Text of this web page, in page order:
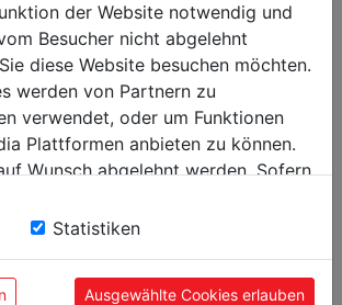
MOULUREUES
der Website notwendig und
Besucher nicht abgelehnt
diese Website besuchen möchten.
werden von Partnern zu
verwendet, oder um Funktionen
Plattformen anbieten zu können.
Wunsch abgelehnt werden. Sofern
Cookies.
Statistiken
Ausgewählte Cookies erlauben